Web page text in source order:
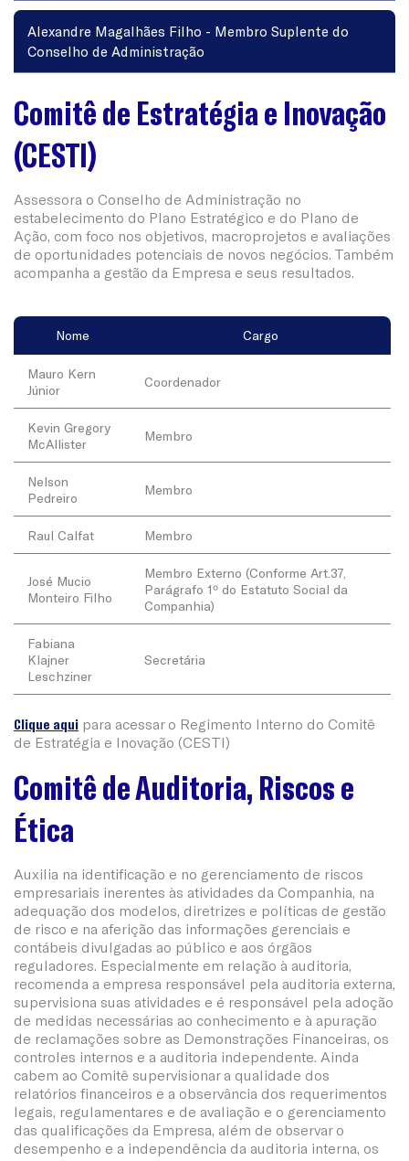
Alexandre Magalhães Filho - Membro Suplente do
Conselho de Administração
Comitê de Estratégia e Inovação
(CESTI)
Assessora o Conselho de Administração no
estabelecimento do Plano Estratégico e do Plano de
Ação, com foco nos objetivos, macroprojetos e avaliações
de oportunidades potenciais de novos negócios. Também
acompanha a gestão da Empresa e seus resultados.
Nome Cargo
Mauro Kern
Júnior
Coordenador
Kevin Gregory
McAllister
Membro
Nelson
Pedreiro
Membro
Raul Calfat Membro
José Mucio
Monteiro Filho
Membro Externo (Conforme Art.37,
Parágrafo 1º do Estatuto Social da
Companhia)
Fabiana
Klajner
Leschziner
Secretária
Clique aqui para acessar o Regimento Interno do Comitê
de Estratégia e Inovação (CESTI)
Comitê de Auditoria, Riscos e
Ética
Auxilia na identificação e no gerenciamento de riscos
empresariais inerentes às atividades da Companhia, na
adequação dos modelos, diretrizes e políticas de gestão
de risco e na aferição das informações gerenciais e
contábeis divulgadas ao público e aos órgãos
reguladores. Especialmente em relação à auditoria,
recomenda a empresa responsável pela auditoria externa,
supervisiona suas atividades e é responsável pela adoção
de medidas necessárias ao conhecimento e à apuração
de reclamações sobre as Demonstrações Financeiras, os
controles internos e a auditoria independente. Ainda
cabem ao Comitê supervisionar a qualidade dos
relatórios financeiros e a observância dos requerimentos
legais, regulamentares e de avaliação e o gerenciamento
das qualificações da Empresa, além de observar o
desempenho e a independência da auditoria interna, os